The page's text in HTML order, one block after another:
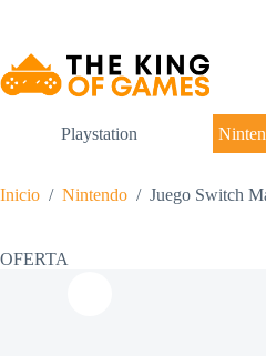
Playstation
Inicio / Nintendo / Juego Switch
OFERTA